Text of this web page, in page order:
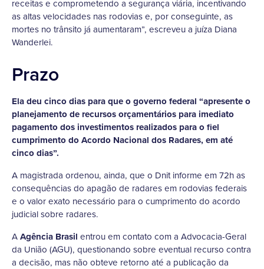
receitas e comprometendo a segurança viária, incentivando
as altas velocidades nas rodovias e, por conseguinte, as
mortes no trânsito já aumentaram”, escreveu a juíza Diana
Wanderlei.
Prazo
Ela deu cinco dias para que o governo federal “apresente o
planejamento de recursos orçamentários para imediato
pagamento dos investimentos realizados para o fiel
cumprimento do Acordo Nacional dos Radares, em até
cinco dias”.
A magistrada ordenou, ainda, que o Dnit informe em 72h as
consequências do apagão de radares em rodovias federais
e o valor exato necessário para o cumprimento do acordo
judicial sobre radares.
AAgência Brasil entrou em contato com a Advocacia-Geral
da União (AGU), questionando sobre eventual recurso contra
a decisão, mas não obteve retorno até a publicação da